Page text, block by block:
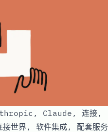
Claude, 连接,
世界, 软件集成, 配套服务